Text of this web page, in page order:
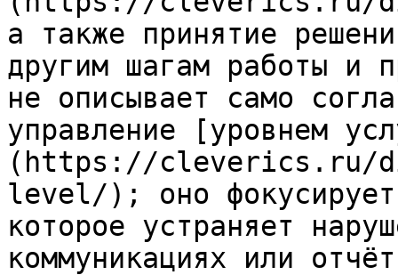
а также принятие
другим шагам работы и
не описывает само
управление [уровнем
(https://cleverics.ru/
level/); оно
которое устраняет
коммуникациях или